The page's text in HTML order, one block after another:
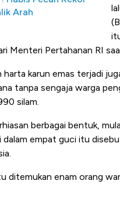
Arah
Menteri Pertahanan RI
harta karun emas terjadi
tanpa sengaja warga
silam.
berbagai bentuk,
dalam empat guci itu
ditemukan enam orang